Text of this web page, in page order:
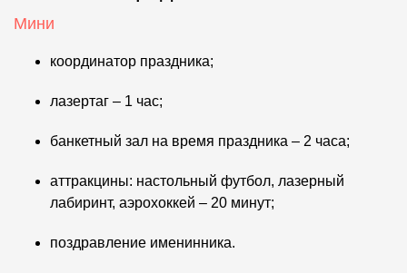
Мини
координатор праздника;
лазертаг – 1 час;
банкетный зал на время праздника – 2 часа;
аттракцины: настольный футбол, лазерный
лабиринт, аэрохоккей – 20 минут;
поздравление именинника.